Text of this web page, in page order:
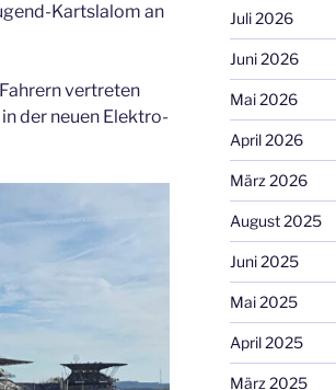
Kartslalom an
vertreten
der neuen Elektro-
Juli 2026
Juni 2026
Mai 2026
April 2026
März 2026
August 2025
Juni 2025
Mai 2025
April 2025
März 2025